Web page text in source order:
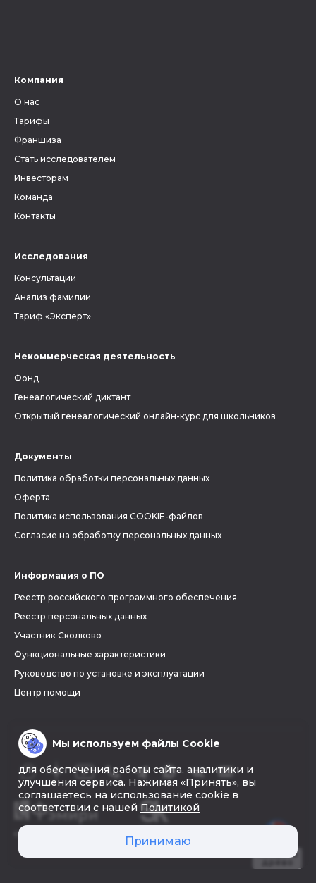
Компания
О нас
Тарифы
Франшиза
Стать исследователем
Инвесторам
Команда
Контакты
Исследования
Консультации
Анализ фамилии
Тариф «Эксперт»
Некоммерческая деятельность
Фонд
Генеалогический диктант
Открытый генеалогический онлайн-курс для школьников
Документы
Политика обработки персональных данных
Оферта
Политика использования COOKIE-файлов
Согласие на обработку персональных данных
Информация о ПО
Реестр российского программного обеспечения
Реестр персональных данных
Участник Сколково
Функциональные характеристики
Руководство по установке и эксплуатации
Центр помощи
© 2026 «Фэмири»
Мы используем файлы Cookie
для обеспечения работы сайта, аналитики и
улучшения сервиса. Нажимая «Принять», вы
соглашаетесь на использование cookie в
соответствии с нашей Политикой
Принимаю
Создать